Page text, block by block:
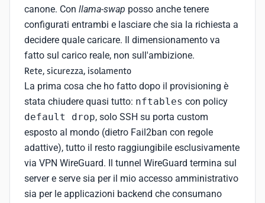
canone. Con llama-swap posso anche tenere
configurati entrambi e lasciare che sia la richiesta a
decidere quale caricare. Il dimensionamento va
fatto sul carico reale, non sull'ambizione.
Rete, sicurezza, isolamento
La prima cosa che ho fatto dopo il provisioning è
stata chiudere quasi tutto: nftables con policy
default drop, solo SSH su porta custom
esposto al mondo (dietro Fail2ban con regole
adattive), tutto il resto raggiungibile esclusivamente
via VPN WireGuard. Il tunnel WireGuard termina sul
server e serve sia per il mio accesso amministrativo
sia per le applicazioni backend che consumano